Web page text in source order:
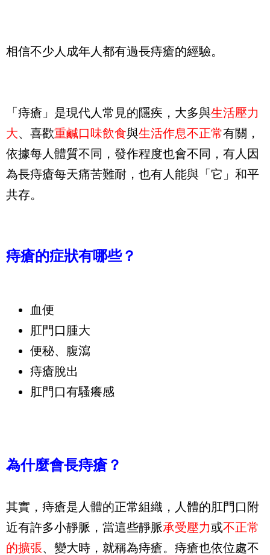
相信不少人成年人都有過長痔瘡的經驗。
「痔瘡」是現代人常見的隱疾，大多與生活壓力
大、喜歡重鹹口味飲食與生活作息不正常有關，
依據每人體質不同，發作程度也會不同，有人因
為長痔瘡每天痛苦難耐，也有人能與「它」和平
共存。
痔瘡的症狀有哪些？
血便
肛門口腫大
便秘、腹瀉
痔瘡脫出
肛門口有騷癢感
為什麼會長痔瘡？
其實，痔瘡是人體的正常組織，人體的肛門口附
近有許多小靜脈，當這些靜脈承受壓力或不正常
的擴張、變大時，就稱為痔瘡。痔瘡也依位處不